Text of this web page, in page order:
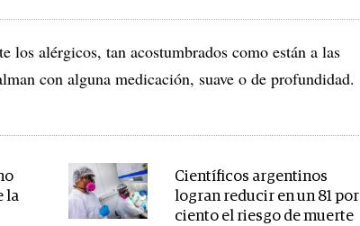
los alérgicos, tan acostumbrados como están a las
con alguna medicación, suave o de profundidad.
la
Científicos argentinos
logran reducir en un 81 por
ciento el riesgo de muerte